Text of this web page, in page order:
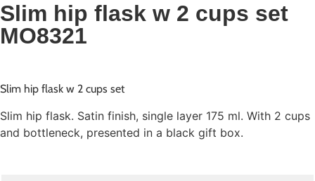
Slim hip flask w 2 cups set
MO8321
Slim hip flask w 2 cups set
Slim hip flask. Satin finish, single layer 175 ml. With 2 cups
and bottleneck, presented in a black gift box.